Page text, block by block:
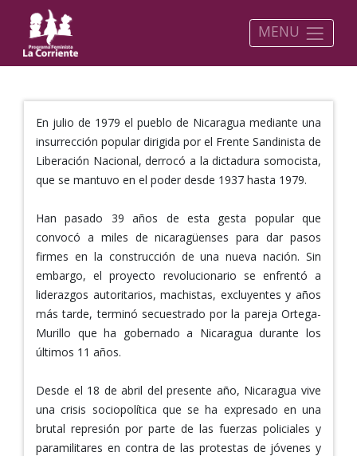
MENU
En julio de 1979 el pueblo de Nicaragua mediante una
insurrección popular dirigida por el Frente Sandinista de
Liberación Nacional, derrocó a la dictadura somocista,
que se mantuvo en el poder desde 1937 hasta 1979.
Han pasado 39 años de esta gesta popular que
convocó a miles de nicaragüenses para dar pasos
firmes en la construcción de una nueva nación. Sin
embargo, el proyecto revolucionario se enfrentó a
liderazgos autoritarios, machistas, excluyentes y años
más tarde, terminó secuestrado por la pareja Ortega-
Murillo que ha gobernado a Nicaragua durante los
últimos 11 años.
Desde el 18 de abril del presente año, Nicaragua vive
una crisis sociopolítica que se ha expresado en una
brutal represión por parte de las fuerzas policiales y
paramilitares en contra de las protestas de jóvenes y